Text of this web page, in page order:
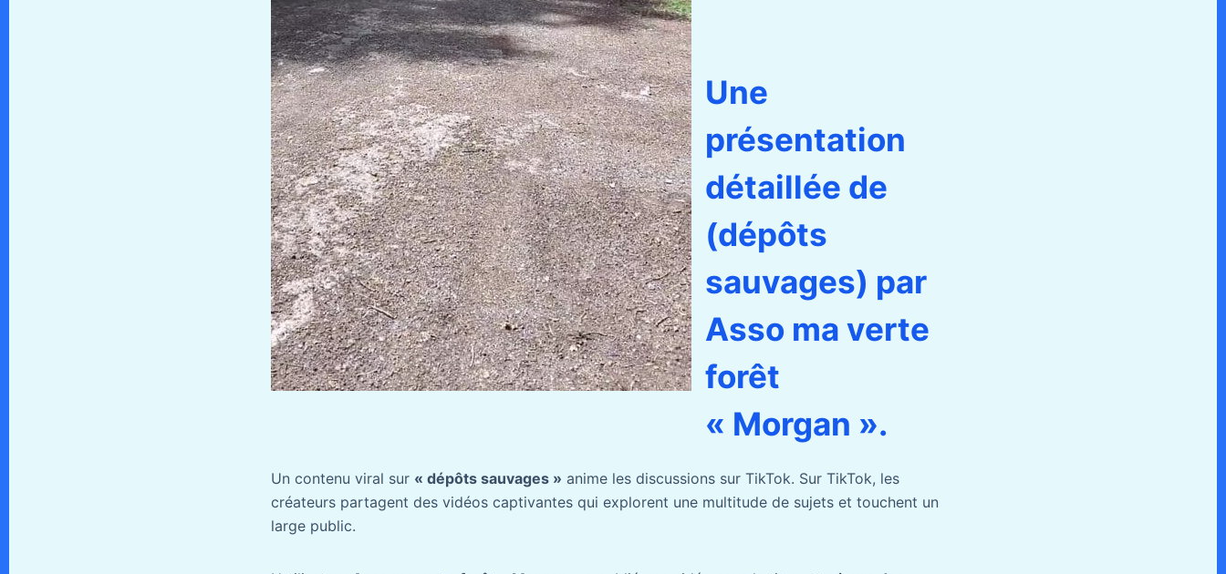
Une
présentation
détaillée de
(dépôts
sauvages) par
Asso ma verte
forêt
« Morgan ».
Un contenu viral sur « dépôts sauvages » anime les discussions sur TikTok. Sur TikTok, les
créateurs partagent des vidéos captivantes qui explorent une multitude de sujets et touchent un
large public.